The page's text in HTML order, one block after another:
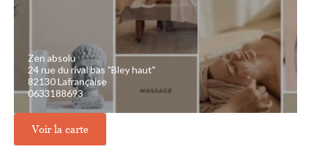
Zen absolu
24 rue du rival bas "Bley haut"
82130 Lafrançaise
0633188693
Voir la carte